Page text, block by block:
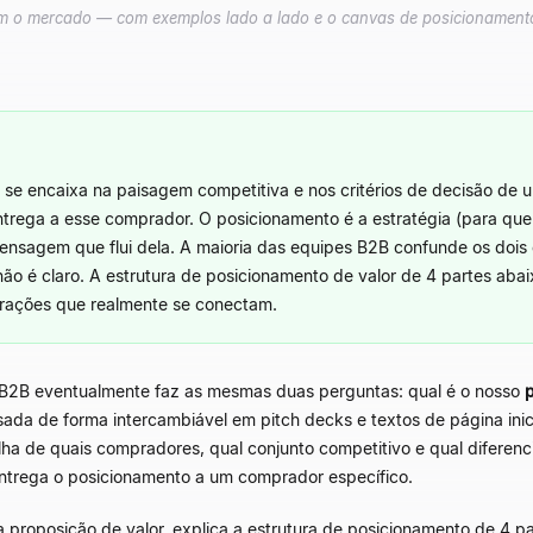
o mercado — com exemplos lado a lado e o canvas de
encaixa na paisagem competitiva e nos critérios de decisão de
a esse comprador. O posicionamento é a estratégia (para
que flui dela. A maioria das equipes B2B confunde os
é claro. A estrutura de posicionamento de valor de 4 partes
que realmente se conectam.
eventualmente faz as mesmas duas perguntas: qual é o nosso
de forma intercambiável em pitch decks e textos de página
de quais compradores, qual conjunto competitivo e qual
o posicionamento a um comprador específico.
proposição de valor, explica a estrutura de posicionamento de 4